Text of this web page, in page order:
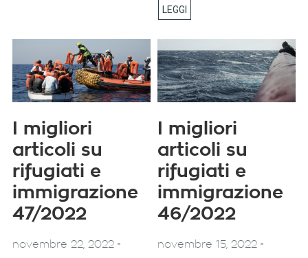
I migliori
articoli su
rifugiati e
immigrazione
47/2022
novembre 22, 2022-
I migliori
articoli su
rifugiati e
immigrazione
46/2022
novembre 15, 2022 -